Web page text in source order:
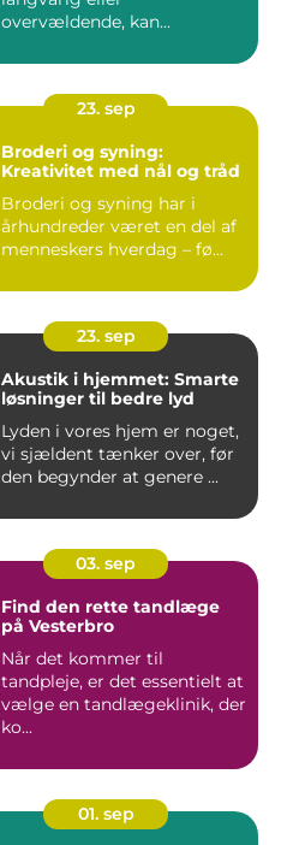
overvældende, kan...
23. sep
Broderi og syning:
Kreativitet med nål og tråd
Broderi og syning har i
århundreder været en del af
menneskers hverdag – fø...
23. sep
Akustik i hjemmet: Smarte
løsninger til bedre lyd
Lyden i vores hjem er noget,
vi sjældent tænker over, før
den begynder at genere ...
03. sep
Find den rette tandlæge
på Vesterbro
Når det kommer til
tandpleje, er det essentielt at
vælge en tandlægeklinik, der
ko...
01. sep